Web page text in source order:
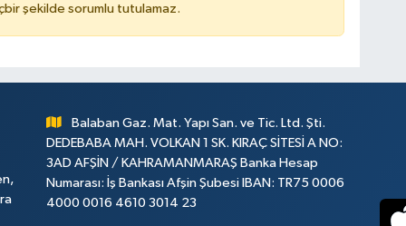
şekilde sorumlu tutulamaz.
Balaban Gaz. Mat. Yapı San. ve Tic. Ltd. Şti.
DEDEBABA MAH. VOLKAN 1 SK. KIRAÇ SİTESİ A NO:
3AD AFŞİN / KAHRAMANMARAŞ Banka Hesap
Numarası: İş Bankası Afşin Şubesi IBAN: TR75 0006
4000 0016 4610 3014 23